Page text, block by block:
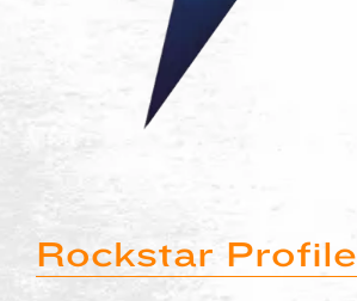
Rockstar Profile